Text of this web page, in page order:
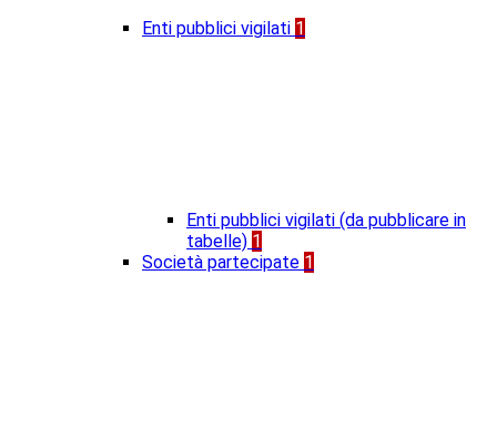
Enti pubblici vigilati 1
Enti pubblici vigilati (da pubblicare in
tabelle) 1
Società partecipate 1